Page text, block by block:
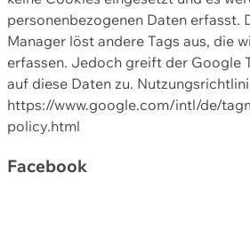
personenbezogenen Daten erfasst.
Manager löst andere Tags aus, die
erfassen. Jedoch greift der Google
auf diese Daten zu.
https://www.google.com/intl/de/
policy.html
Facebook